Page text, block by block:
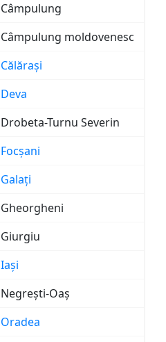
Câmpulung
Câmpulung moldovenesc
Călărași
Deva
Drobeta-Turnu Severin
Focșani
Galați
Gheorgheni
Giurgiu
Iași
Negrești-Oaș
Oradea